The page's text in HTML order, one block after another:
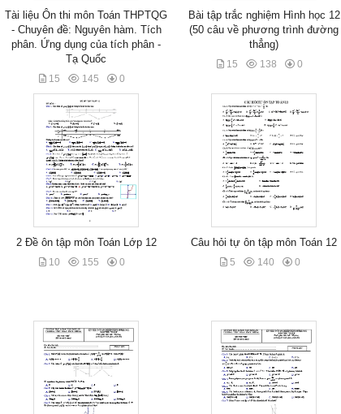
Tài liệu Ôn thi môn Toán THPTQG
- Chuyên đề: Nguyên hàm. Tích
phân. Ứng dụng của tích phân -
Tạ Quốc
15 145 0
Bài tập trắc nghiệm Hình học 12
(50 câu về phương trình đường
thẳng)
15 138 0
2 Đề ôn tập môn Toán Lớp 12
10 155 0
Câu hỏi tự ôn tập môn Toán 12
5 140 0